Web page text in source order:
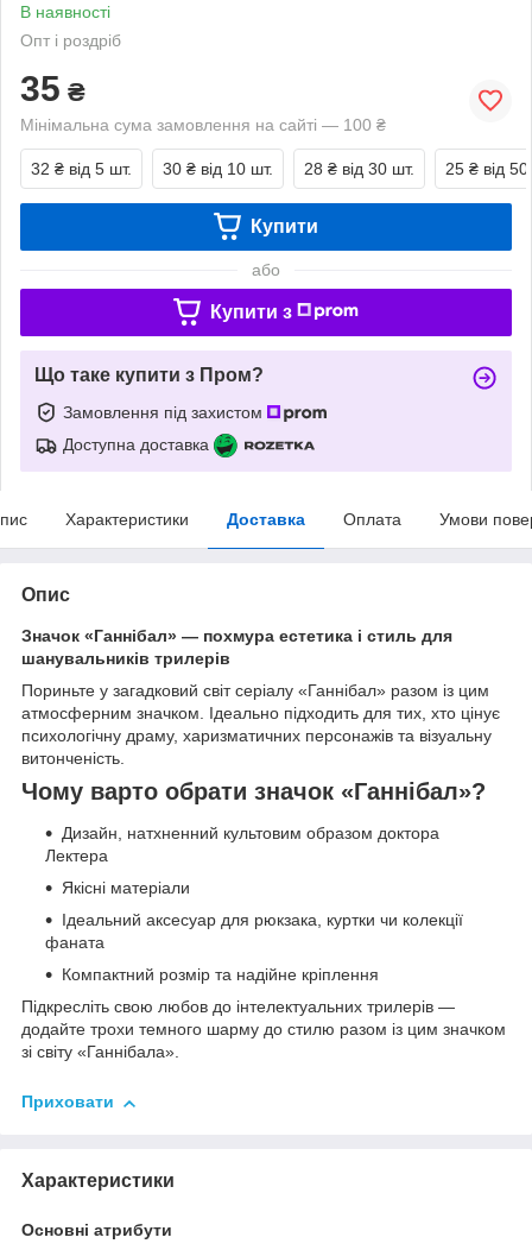
В наявності
Опт і роздріб
35 ₴
Мінімальна сума замовлення на сайті — 100 ₴
32 ₴ від 5 шт. 30 ₴ від 10 шт. 28 ₴ від 30 шт. 25 ₴ від
Купити
або
Купити з
Що таке купити з Пром?
Замовлення під захистом
Доступна доставка
Характеристики Доставка Оплата Умови
Опис
Значок «Ганнібал» — похмура естетика і стиль для
шанувальників трилерів
Пориньте у загадковий світ серіалу «Ганнібал» разом із цим
атмосферним значком. Ідеально підходить для тих, хто цінує
психологічну драму, харизматичних персонажів та візуальну
витонченість.
Чому варто обрати значок «Ганнібал»?
Дизайн, натхненний культовим образом доктора
Лектера
Якісні матеріали
Ідеальний аксесуар для рюкзака, куртки чи колекції
фаната
Компактний розмір та надійне кріплення
Підкресліть свою любов до інтелектуальних трилерів —
додайте трохи темного шарму до стилю разом із цим значком
зі світу «Ганнібала».
Приховати
Характеристики
Основні атрибути